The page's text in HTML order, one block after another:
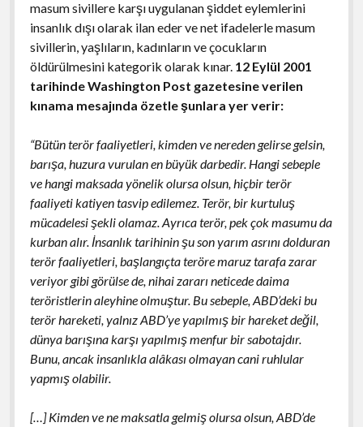
masum sivillere karşı uygulanan şiddet eylemlerini
insanlık dışı olarak ilan eder ve net ifadelerle masum
sivillerin, yaşlıların, kadınların ve çocukların
öldürülmesini kategorik olarak kınar. 12 Eylül 2001
tarihinde Washington Post gazetesine verilen
kınama mesajında özetle şunlara yer verir:
“Bütün terör faaliyetleri, kimden ve nereden gelirse gelsin,
barışa, huzura vurulan en büyük darbedir. Hangi sebeple
ve hangi maksada yönelik olursa olsun, hiçbir terör
faaliyeti katiyen tasvip edilemez. Terör, bir kurtuluş
mücadelesi şekli olamaz. Ayrıca terör, pek çok masumu da
kurban alır. İnsanlık tarihinin şu son yarım asrını dolduran
terör faaliyetleri, başlangıçta teröre maruz tarafa zarar
veriyor gibi görülse de, nihai zararı neticede daima
teröristlerin aleyhine olmuştur. Bu sebeple, ABD’deki bu
terör hareketi, yalnız ABD’ye yapılmış bir hareket değil,
dünya barışına karşı yapılmış menfur bir sabotajdır.
Bunu, ancak insanlıkla alâkası olmayan cani ruhlular
yapmış olabilir.
[…] Kimden ve ne maksatla gelmiş olursa olsun, ABD’de